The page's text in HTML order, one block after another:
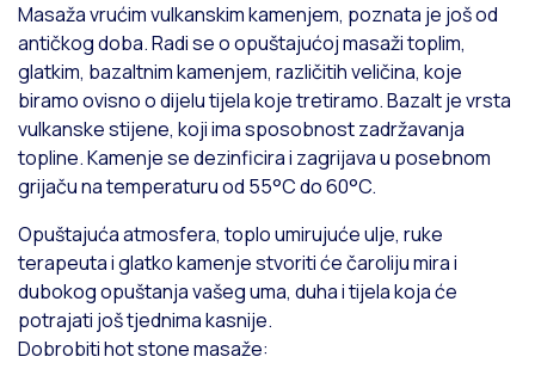
Masaža vrućim vulkanskim kamenjem, poznata je još od
antičkog doba. Radi se o opuštajućoj masaži toplim,
glatkim, bazaltnim kamenjem, različitih veličina, koje
biramo ovisno o dijelu tijela koje tretiramo. Bazalt je vrsta
vulkanske stijene, koji ima sposobnost zadržavanja
topline. Kamenje se dezinficira i zagrijava u posebnom
grijaču na temperaturu od 55°C do 60°C.
Opuštajuća atmosfera, toplo umirujuće ulje, ruke
terapeuta i glatko kamenje stvoriti će čaroliju mira i
dubokog opuštanja vašeg uma, duha i tijela koja će
potrajati još tjednima kasnije.
Dobrobiti hot stone masaže: